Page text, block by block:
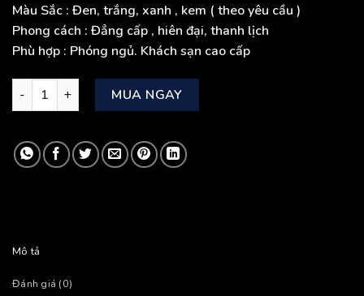
Màu Sắc : Đen, trắng, xanh , kem ( theo yêu cầu )
Phong cách : Đẳng cấp , hiên đại, thanh lịch
Phù hợp : Phóng ngủ. Khách sạn cao cấp
Giường Nhập Khẩu Da Italia số lượng
MUA NGAY
Mô tả
Đánh giá (0)